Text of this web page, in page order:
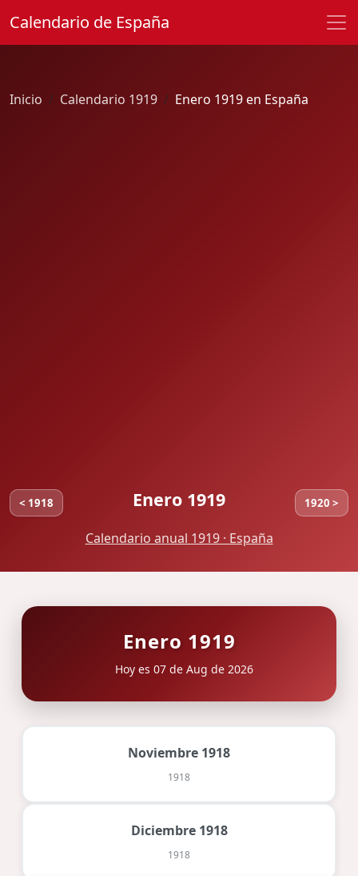
Calendario de España
Inicio Calendario 1919 Enero 1919 en España
< 1918 Enero 1919 1920 >
Calendario anual 1919 · España
Enero 1919
Hoy es 07 de Aug de 2026
Noviembre 1918
1918
Diciembre 1918
1918